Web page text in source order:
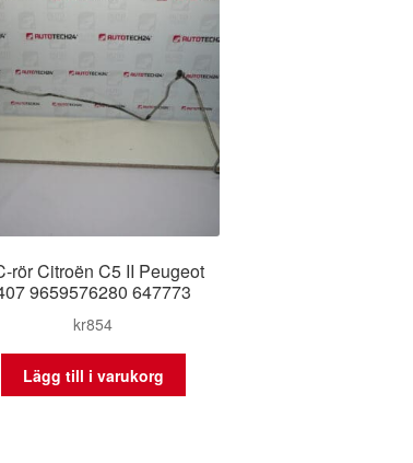
rör Citroën C5 II Peugeot
9659576280 647773
kr854
Lägg till i varukorg